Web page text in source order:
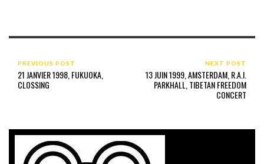
PREVIOUS POST
21 JANVIER 1998, FUKUOKA,
CLOSSING
NEXT POST
13 JUIN 1999, AMSTERDAM, R.A.I.
PARKHALL, TIBETAN FREEDOM
CONCERT